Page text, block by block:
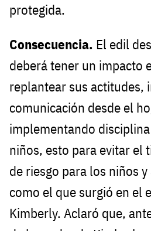
protegida.
Consecuencia. El edil
deberá tener un impacto
replantear sus actitudes,
comunicación desde el
implementando
niños, esto para evitar el
de riesgo para los niños
como el que surgió en el
Kimberly. Aclaró que,